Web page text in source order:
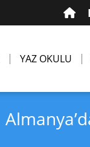
YAZ OKULU